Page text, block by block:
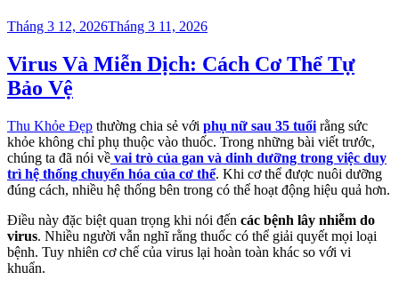
Đăng
Tháng 3 12, 2026Tháng 3 11, 2026
Virus Và Miễn Dịch: Cách Cơ Thể Tự
Bảo Vệ
Thu Khỏe Đẹp thường chia sẻ với phụ nữ sau 35 tuổi rằng sức
khỏe không chỉ phụ thuộc vào thuốc. Trong những bài viết trước,
chúng ta đã nói về vai trò của gan và dinh dưỡng trong việc duy
trì hệ thống chuyển hóa của cơ thể. Khi cơ thể được nuôi dưỡng
đúng cách, nhiều hệ thống bên trong có thể hoạt động hiệu quả hơn.
Điều này đặc biệt quan trọng khi nói đến các bệnh lây nhiễm do
virus. Nhiều người vẫn nghĩ rằng thuốc có thể giải quyết mọi loại
bệnh. Tuy nhiên cơ chế của virus lại hoàn toàn khác so với vi
khuẩn.